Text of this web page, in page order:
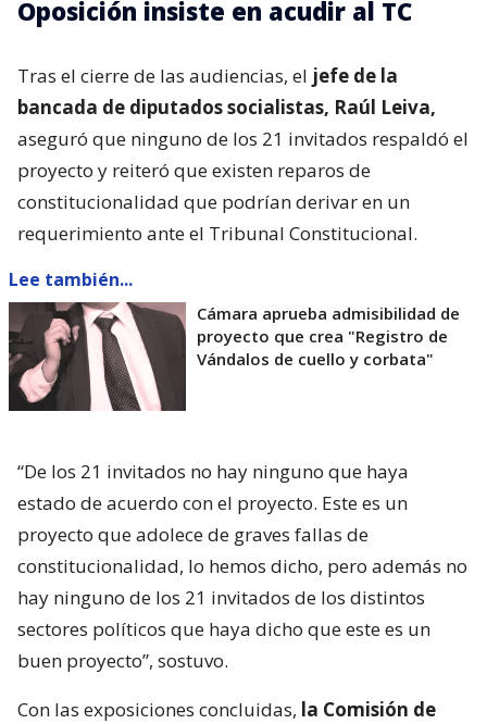
Oposición insiste en acudir al TC
Tras el cierre de las audiencias, el jefe de la
bancada de diputados socialistas, Raúl Leiva,
aseguró que ninguno de los 21 invitados respaldó el
proyecto y reiteró que existen reparos de
constitucionalidad que podrían derivar en un
requerimiento ante el Tribunal Constitucional.
Lee también...
Cámara aprueba admisibilidad de
proyecto que crea "Registro de
Vándalos de cuello y corbata"
“De los 21 invitados no hay ninguno que haya
estado de acuerdo con el proyecto. Este es un
proyecto que adolece de graves fallas de
constitucionalidad, lo hemos dicho, pero además no
hay ninguno de los 21 invitados de los distintos
sectores políticos que haya dicho que este es un
buen proyecto”, sostuvo.
Con las exposiciones concluidas, la Comisión de